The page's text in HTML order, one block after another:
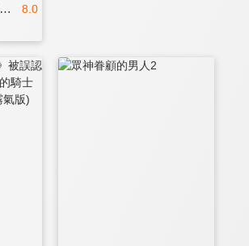
8.0
「憑妳也想討伐魔王？」被勇者小隊逐出隊伍，只好在王都自在過活